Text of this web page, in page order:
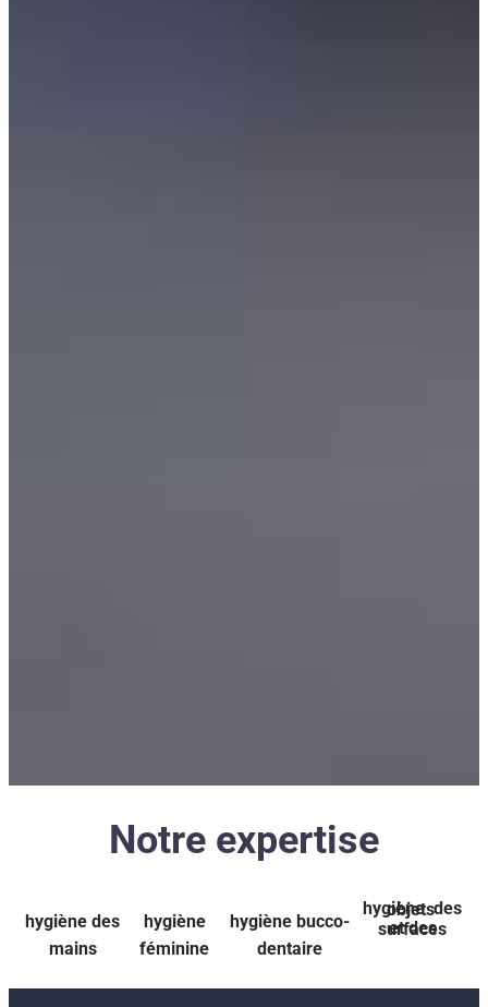
Notre expertise
hygiène des
mains
hygiène
féminine
hygiène bucco-
dentaire
hygiène
des objets
et des surfaces